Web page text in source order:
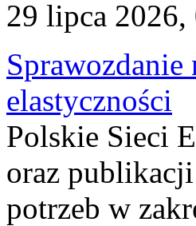
29 lipca 2026,
Sprawozdanie
elastyczności
Polskie Sieci
oraz publikacji
potrzeb w